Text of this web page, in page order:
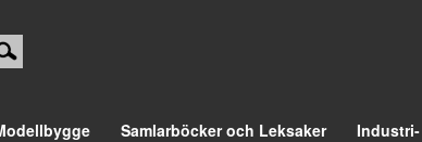
Samlarböcker och Leksaker